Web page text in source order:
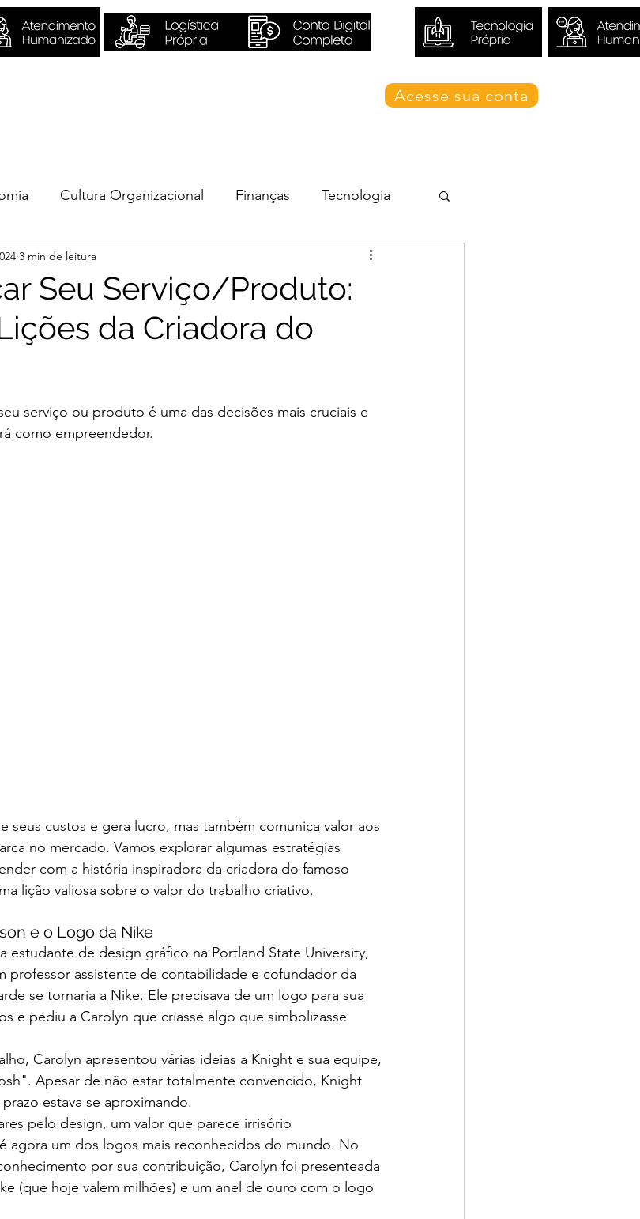
Acesse sua conta
Cultura Organizacional Finanças Tecnologia
Seu Serviço/Produto:
da Criadora do
3 min de leitura
serviço ou produto é uma das decisões mais cruciais e
como empreendedor.
seus custos e gera lucro, mas também comunica valor aos
no mercado. Vamos explorar algumas estratégias
com a história inspiradora da criadora do famoso
lição valiosa sobre o valor do trabalho criativo.
e o Logo da Nike
estudante de design gráfico na Portland State University,
professor assistente de contabilidade e cofundador da
se tornaria a Nike. Ele precisava de um logo para sua
e pediu a Carolyn que criasse algo que simbolizasse
Carolyn apresentou várias ideias a Knight e sua equipe,
Apesar de não estar totalmente convencido, Knight
estava se aproximando.
pelo design, um valor que parece irrisório
agora um dos logos mais reconhecidos do mundo. No
por sua contribuição, Carolyn foi presenteada
(que hoje valem milhões) e um anel de ouro com o logo